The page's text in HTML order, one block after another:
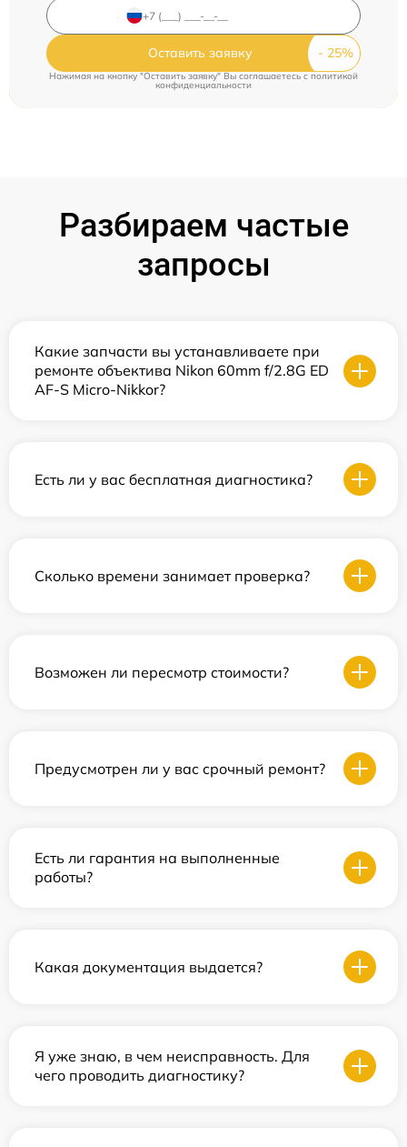
Оставить заявку
Нажимая на кнопку "Оставить заявку" Вы соглашаетесь cполитикой
конфиденциальности
Разбираем частые
запросы
Какие запчасти вы устанавливаете при
ремонте объектива Nikon 60mm f/2.8G ED
AF-S Micro-Nikkor?
Есть ли у вас бесплатная диагностика?
Сколько времени занимает проверка?
Возможен ли пересмотр стоимости?
Предусмотрен ли у вас срочный ремонт?
Есть ли гарантия на выполненные
работы?
Какая документация выдается?
Я уже знаю, в чем неисправность. Для
чего проводить диагностику?